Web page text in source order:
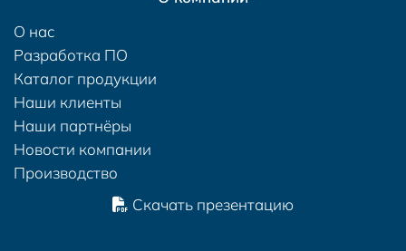
О нас
Разработка ПО
Каталог продукции
Наши клиенты
Наши партнёры
Новости компании
Производство
Скачать презентацию